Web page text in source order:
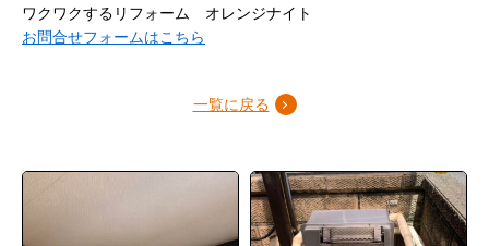
ワクワクするリフォーム オレンジナイト
お問合せフォームはこちら
一覧に戻る